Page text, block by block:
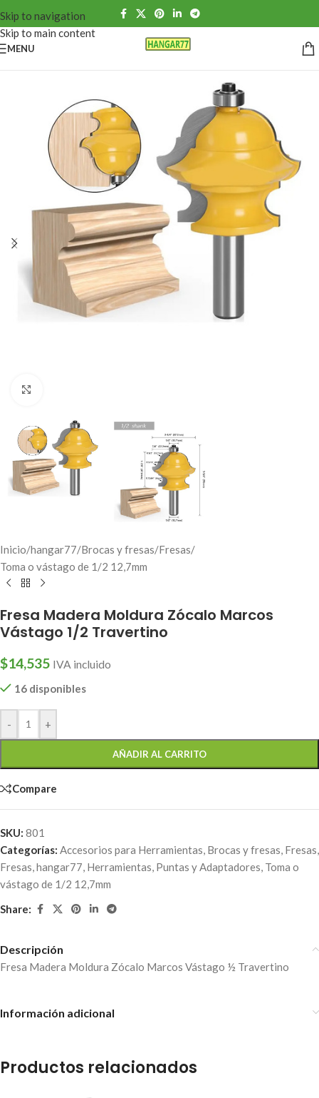
Skip to navigation
Skip to main content
MENU
Inicio/hangar77/Brocas y fresas/Fresas/
Toma o vástago de 1/2 12,7mm
Fresa Madera Moldura Zócalo Marcos
Vástago 1/2 Travertino
$14,535 IVA incluido
16 disponibles
- +
AÑADIR AL CARRITO
Compare
SKU: 801
Categorías: Accesorios para Herramientas, Brocas y fresas, Fresas,
Fresas,hangar77, Herramientas, Puntas y Adaptadores, Toma o
vástago de 1/2 12,7mm
Share:
Descripción
Fresa Madera Moldura Zócalo Marcos Vástago ½ Travertino
Información adicional
Productos relacionados